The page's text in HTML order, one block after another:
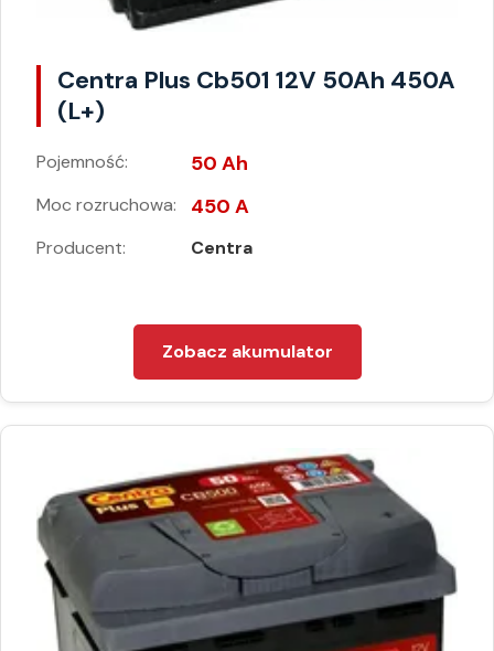
Centra Plus Cb501 12V 50Ah 450A
(L+)
Pojemność: 50 Ah
Moc rozruchowa: 450 A
Producent: Centra
Zobacz akumulator